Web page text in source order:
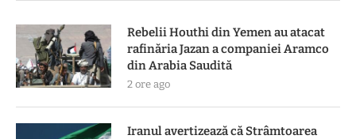
Rebelii Houthi din Yemen au atacat
rafinăria Jazan a companiei Aramco
din Arabia Saudită
2 ore ago
Iranul avertizează că Strâmtoarea